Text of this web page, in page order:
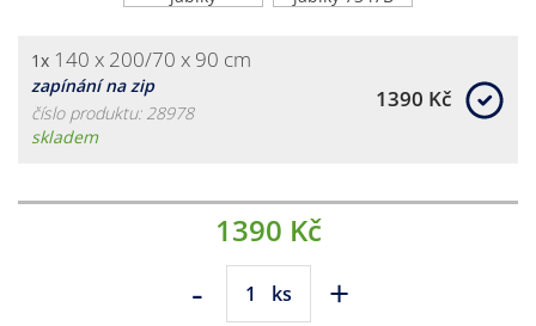
1x 140 x 200/70 x 90 cm
zapínání na zip
číslo produktu: 28978
skladem
1390 Kč
1390 Kč
- ks +